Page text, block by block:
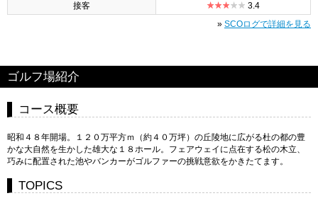
接客
3.4
» SCOログで詳細を見る
ゴルフ場紹介
コース概要
昭和４８年開場。１２０万平方ｍ（約４０万坪）の丘陵地に広がる杜の都の豊
かな大自然を生かした雄大な１８ホール。フェアウェイに点在する松の木立、
巧みに配置された池やバンカーがゴルファーの挑戦意欲をかきたてます。
TOPICS